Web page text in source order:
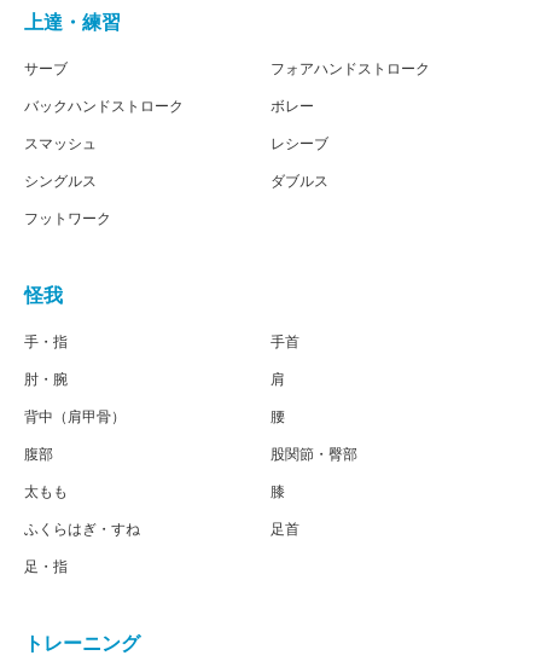
上達・練習
サーブ
バックハンドストローク
スマッシュ
シングルス
フットワーク
フォアハンドストローク
ボレー
レシーブ
ダブルス
怪我
手・指
肘・腕
背中（肩甲骨）
腹部
太もも
ふくらはぎ・すね
足・指
手首
肩
腰
股関節・臀部
膝
足首
トレーニング